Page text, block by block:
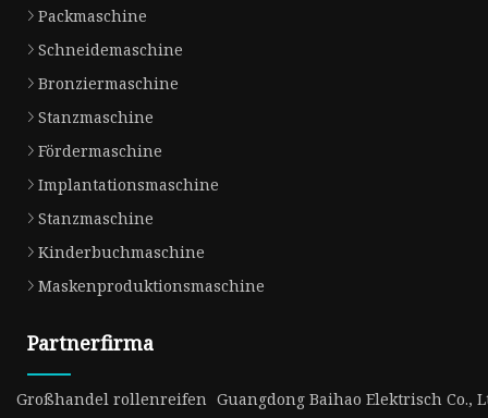
Packmaschine
Schneidemaschine
Bronziermaschine
Stanzmaschine
Fördermaschine
Implantationsmaschine
Stanzmaschine
Kinderbuchmaschine
Maskenproduktionsmaschine
Partnerfirma
Großhandel rollenreifen Guangdong Baihao Elektrisch Co.,